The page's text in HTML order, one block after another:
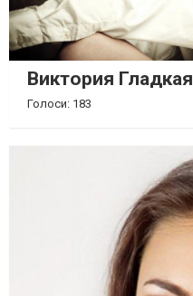
Виктория Гладкая
Голоси: 183